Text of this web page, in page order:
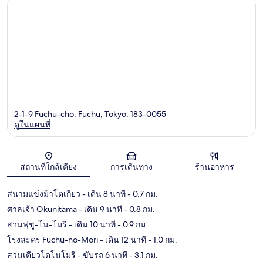
แผนที่
2-1-9 Fuchu-cho, Fuchu, Tokyo, 183-0055
ดูในแผนที่
สถานที่ใกล้เคียง การเดินทาง ร้านอาหาร
สนามแข่งม้าโตเกียว - เดิน 8 นาที- 0.7 กม.
ศาลเจ้า Okunitama- เดิน 9 นาที- 0.8 กม.
สวนฟุชู-โน-โมริ - เดิน 10 นาที- 0.9 กม.
โรงละคร Fuchu-no-Mori- เดิน 12 นาที- 1.0 กม.
สวนเคียวโดโนโมริ - ขับรถ 6 นาที- 3.1 กม.